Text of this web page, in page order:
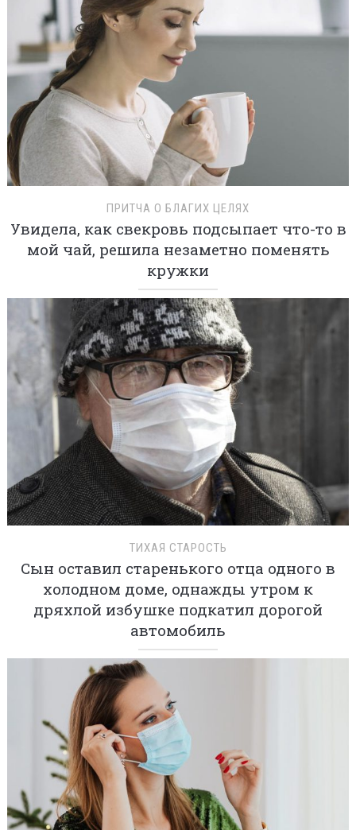
ПРИТЧА О БЛАГИХ ЦЕЛЯХ
Увидела, как свекровь подсыпает что-то в
мой чай, решила незаметно поменять
кружки
ТИХАЯ СТАРОСТЬ
Сын оставил старенького отца одного в
холодном доме, однажды утром к
дряхлой избушке подкатил дорогой
автомобиль